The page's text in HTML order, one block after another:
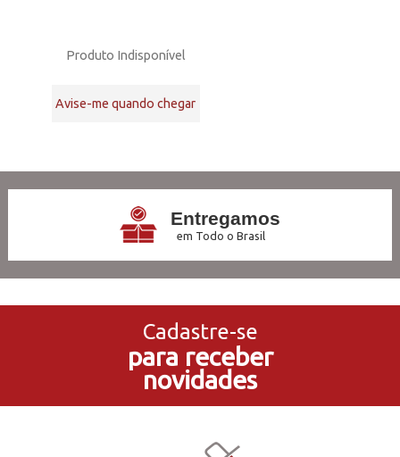
Produto Indisponível
Avise-me quando chegar
Entregamos
em Todo o Brasil
no Cartão de Crédito
5% de Desconto
no Pagamento PIX
Em Nossas Lojas Físicas
Cadastre-se
para receber
novidades